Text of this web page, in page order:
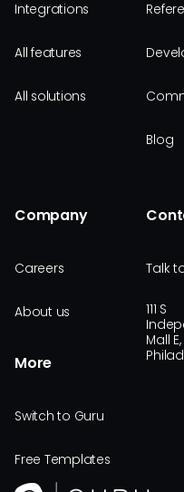
Integrations
All features
All solutions
Blog
Company
Careers
About us
More
Switch to Guru
Free Templates
Talk
111 S
Mall